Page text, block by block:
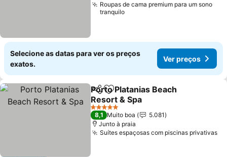
Roupas de cama premium para um sono
tranquilo
Selecione as datas para ver os preços
exatos.
Ver preços
PartilharAdicionar aos favoritos
Porto Platanias Beach
Resort & Spa
5 Estrelas
8,1 Muito boa
5.081
Junto à praia
Suítes espaçosas com piscinas privativas